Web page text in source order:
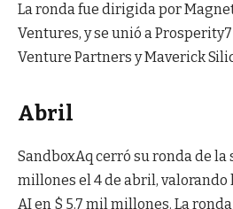
La ronda fue dirigida por
Ventures, y se unió a
Venture Partners y Maverick
Abril
SandboxAq cerró su ronda de la
millones el 4 de abril, valorando
AI en $ 5.7 mil millones. La